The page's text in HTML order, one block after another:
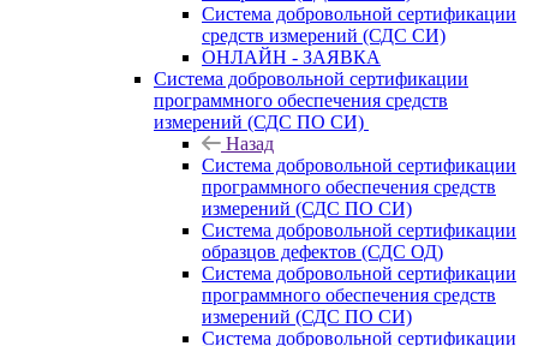
Система добровольной сертификации
средств измерений (СДС СИ)
ОНЛАЙН - ЗАЯВКА
Система добровольной сертификации
программного обеспечения средств
измерений (СДС ПО СИ)
Назад
Система добровольной сертификации
программного обеспечения средств
измерений (СДС ПО СИ)
Система добровольной сертификации
образцов дефектов (СДС ОД)
Система добровольной сертификации
программного обеспечения средств
измерений (СДС ПО СИ)
Система добровольной сертификации